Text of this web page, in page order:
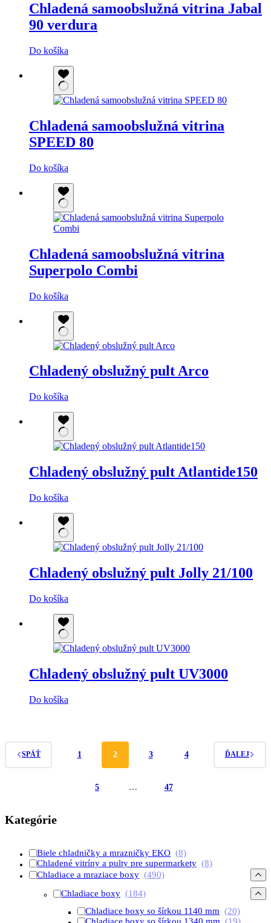
Chladená samoobslužná vitrina Jabal
90 verdura
Do košíka
Chladená samoobslužná vitrina
SPEED 80
Do košíka
Chladená samoobslužná vitrina
Superpolo Combi
Do košíka
Chladený obslužný pult Arco
Do košíka
Chladený obslužný pult Atlantide150
Do košíka
Chladený obslužný pult Jolly 21/100
Do košíka
Chladený obslužný pult UV3000
Do košíka
SPÄŤ 1 2 3 4
5 … 47
ĎALEJ
Kategórie
Biele chladničky a mrazničky EKO (8)
Chladené vitríny a pulty pre supermarkety (8)
Chladiace a mraziace boxy (490)
Chladiace boxy (184)
Chladiace boxy so šírkou 1140 mm (20)